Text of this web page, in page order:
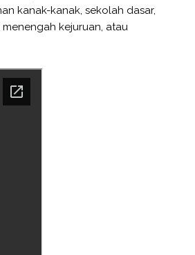
kanak-kanak, sekolah dasar,
kejuruan, atau